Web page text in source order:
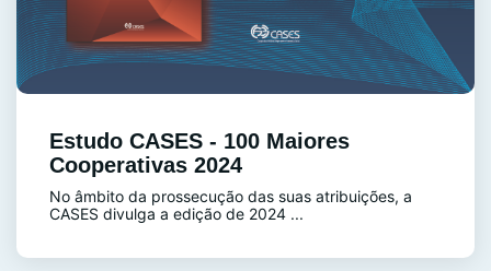
Estudo CASES - 100 Maiores
Cooperativas 2024
No âmbito da prossecução das suas atribuições, a
CASES divulga a edição de 2024 ...